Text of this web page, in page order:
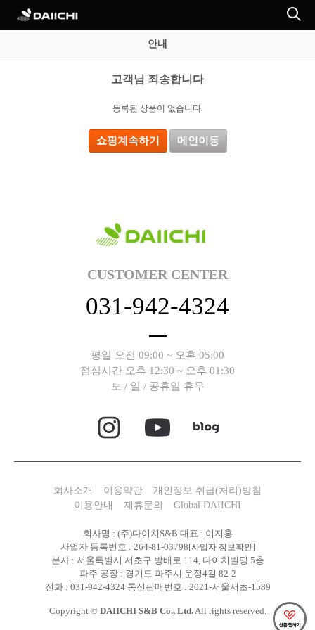
안내
고객님 죄송합니다
등록된 상품이 없습니다.
쇼핑계속하기 메인이동
CUSTOMER CENTER
031-942-4324
평일 오전 09:00 ~ 오후 05:00
점심시간 오후 12:30 ~ 오후 01:30
토 / 일 / 공휴일 휴무
회사소개 이용약관
개인정보 취급(처리)방침
이용안내
제휴문의 Global DAIICHI
회사명 : (주)다이치S&B 대표 : 이지홍
사업자 등록번호 : 264-81-03798[사업자 정보확인]
본사 : 서울특별시 서초구 방배로 114, 다이치빌딩 5층
파주 공장 : 경기도 파주시 운정4길 82-2
전화 : 031-942-4324 통신판매번호 : 2021-서울서초-1589
Copyright © DAIICHI S&B Co., Ltd.All rights reserved.